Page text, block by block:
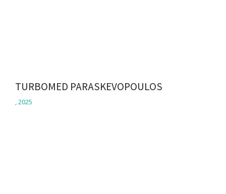
TURBOMED PARASKEVOPOULOS
,2025